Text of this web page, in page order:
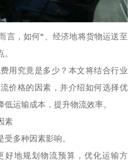
言，如何*、经济地将货物运送至
用究竟是多少？本文将结合行业
价格的因素，并介绍如何选择优
运输成本，提升物流效率。
素
多种因素影响。
好地规划物流预算，优化运输方